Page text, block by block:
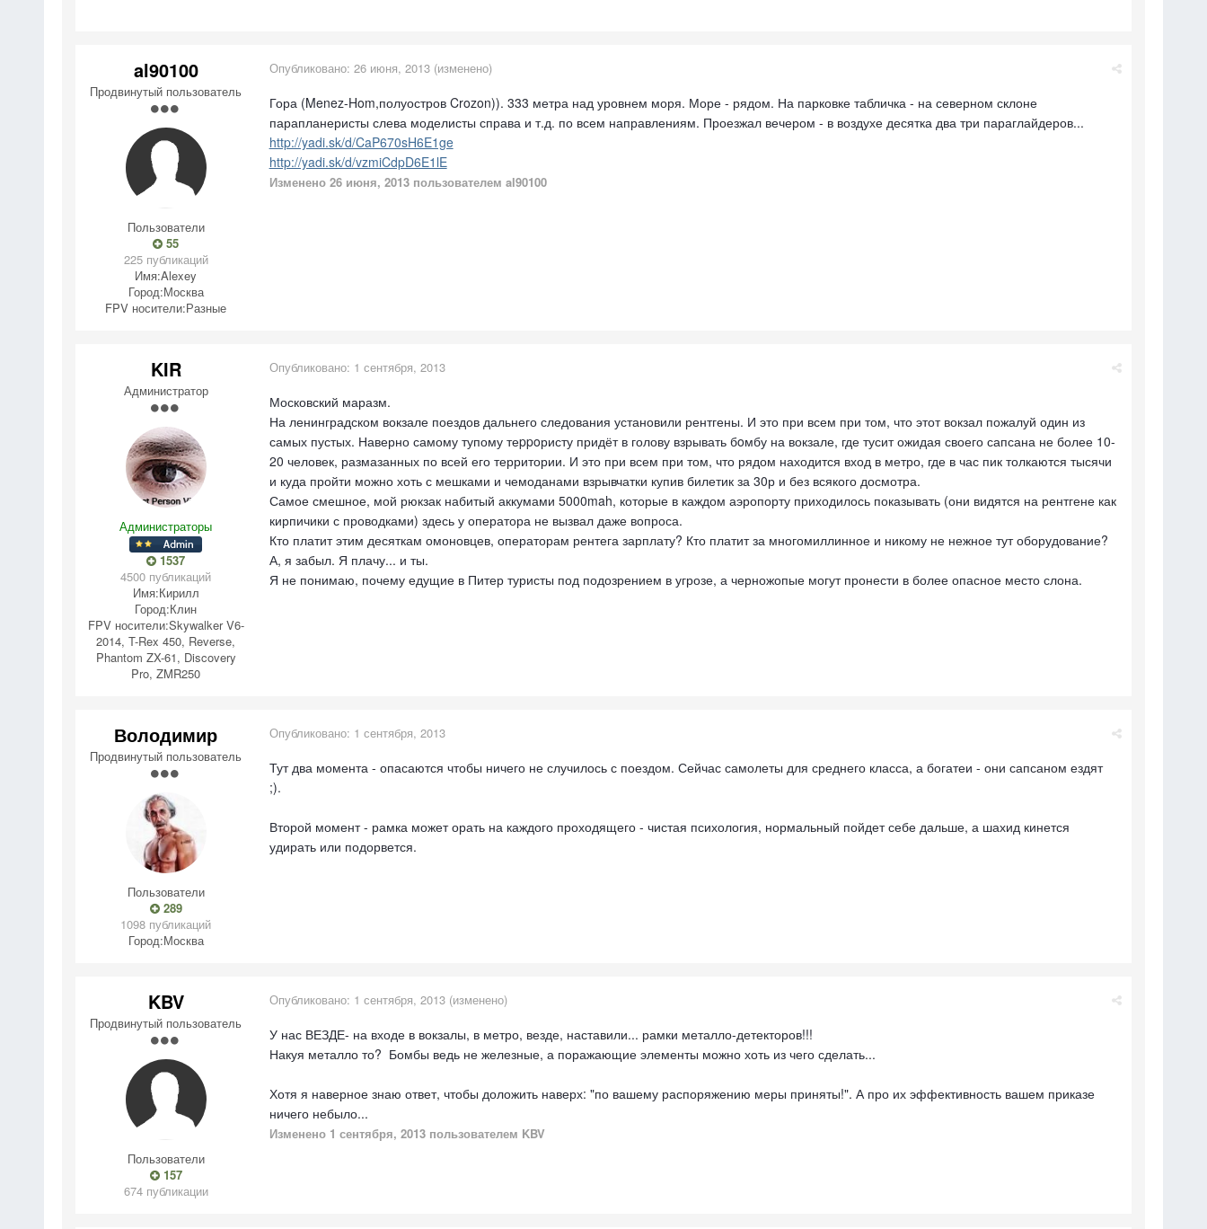
al90100
Продвинутый пользователь
Пользователи
55
225 публикаций
Имя:Alexey
Город:Москва
FPV носители:Разные
Опубликовано: 26 июня, 2013(изменено)
Гора (Menez-Hom,полуостров Crozon)). 333 метра над уровнем моря. Море - рядом. На парковке табличка - на северном склоне
парапланеристы слева моделисты справа и т.д. по всем направлениям. Проезжал вечером - в воздухе десятка два три параглайдеров...
http://yadi.sk/d/CaP670sH6E1ge
http://yadi.sk/d/vzmiCdpD6E1lE
Изменено 26 июня, 2013пользователем al90100
KIR
Администратор
Администраторы
1537
4500 публикаций
Имя:Кирилл
Город:Клин
FPV носители:Skywalker V6-
2014, T-Rex 450, Reverse,
Phantom ZX-61, Discovery
Pro, ZMR250
Опубликовано: 1 сентября, 2013
Московский маразм.
На ленинградском вокзале поездов дальнего следования установили рентгены. И это при всем при том, что этот вокзал пожалуй один из
самых пустых. Наверно самому тупому теppoристу придёт в голову взрывать бoмбу на вокзале, где тусит ожидая своего сапсана не более 10-
20 человек, размазанных по всей его территории. И это при всем при том, что рядом находится вход в метро, где в час пик толкаются тысячи
и куда пройти можно хоть с мешками и чемоданами взрывчатки купив билетик за 30р и без всякого досмотра.
Самое смешное, мой рюкзак набитый аккумами 5000mah, которые в каждом аэропорту приходилось показывать (они видятся на рентгене как
кирпичики с проводками) здесь у оператора не вызвал даже вопроса.
Кто платит этим десяткам омоновцев, операторам рентега зарплату? Кто платит за многомиллинное и никому не нежное тут оборудование?
А, я забыл. Я плачу... и ты.
Я не понимаю, почему едущие в Питер туристы под подозрением в угрозе, а черножопые могут пронести в более опасное место слона.
Володимир
Продвинутый пользователь
Пользователи
289
1098 публикаций
Город:Москва
Опубликовано: 1 сентября, 2013
Тут два момента - опасаются чтобы ничего не случилось с поездом. Сейчас самолеты для среднего класса, а богатеи - они сапсаном ездят
;).
Второй момент - рамка может орать на каждого проходящего - чистая психология, нормальный пойдет себе дальше, а шахид кинется
удирать или подорвется.
KBV
Продвинутый пользователь
Пользователи
157
674 публикации
Опубликовано: 1 сентября, 2013(изменено)
У нас ВЕЗДЕ- на входе в вокзалы, в метро, везде, наставили... рамки металло-детекторов!!!
Накуя металло то? Бомбы ведь не железные, а поражающие элементы можно хоть из чего сделать...
Хотя я наверное знаю ответ, чтобы доложить наверх: "по вашему распоряжению меры приняты!". А про их эффективность вашем приказе
ничего небыло...
Изменено 1 сентября, 2013пользователем KBV